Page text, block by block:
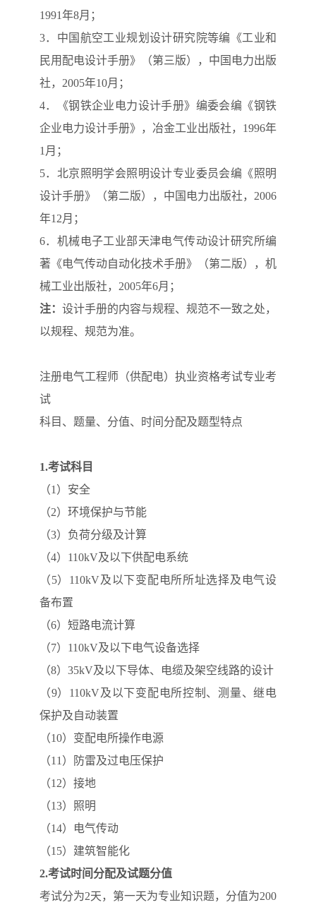
1991年8月；
3．中国航空工业规划设计研究院等编《工业和
民用配电设计手册》（第三版），中国电力出版
社，2005年10月；
4．《钢铁企业电力设计手册》编委会编《钢铁
企业电力设计手册》，冶金工业出版社，1996年
1月；
5．北京照明学会照明设计专业委员会编《照明
设计手册》（第二版），中国电力出版社，2006
年12月；
6．机械电子工业部天津电气传动设计研究所编
著《电气传动自动化技术手册》（第二版），机
械工业出版社，2005年6月；
注： 设计手册的内容与规程、规范不一致之处，
以规程、规范为准。
注册电气工程师（供配电）执业资格考试专业考
试
科目、题量、分值、时间分配及题型特点
1.考试科目
（1）安全
（2）环境保护与节能
（3）负荷分级及计算
（4）110kV及以下供配电系统
（5）110kV及以下变配电所所址选择及电气设
备布置
（6）短路电流计算
（7）110kV及以下电气设备选择
（8）35kV及以下导体、电缆及架空线路的设计
（9）110kV及以下变配电所控制、测量、继电
保护及自动装置
（10）变配电所操作电源
（11）防雷及过电压保护
（12）接地
（13）照明
（14）电气传动
（15）建筑智能化
2.考试时间分配及试题分值
考试分为2天，第一天为专业知识题，分值为200